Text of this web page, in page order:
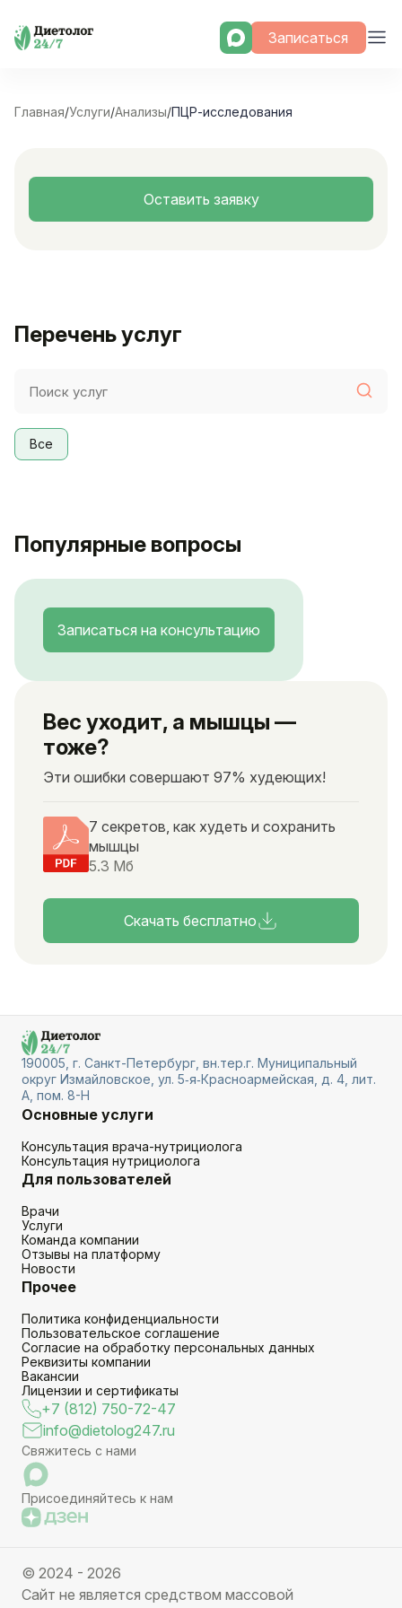
Skip
Записаться
Главная/Услуги/Анализы/ПЦР-исследования
Оставить заявку
Перечень услуг
Все
Популярные вопросы
Записаться на консультацию
Вес уходит, а мышцы —
тоже?
Эти ошибки совершают 97% худеющих!
7 секретов, как худеть и сохранить
мышцы
5.3 Мб
Скачать бесплатно
190005, г. Санкт-Петербург, вн.тер.г. Муниципальный
округ Измайловское, ул. 5‑я‑Красноармейская, д. 4, лит.
А, пом. 8-Н
Основные услуги
Консультация врача-нутрициолога
Консультация нутрициолога
Для пользователей
Врачи
Услуги
Команда компании
Отзывы на платформу
Новости
Прочее
Политика конфиденциальности
Пользовательское соглашение
Согласие на обработку персональных данных
Реквизиты компании
Вакансии
Лицензии и сертификаты
+7 (812) 750-72-47
info@dietolog247.ru
Свяжитесь с нами
Присоединяйтесь к нам
© 2024 - 2026
Сайт не является средством массовой